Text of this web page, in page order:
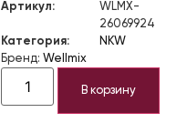
Артикул:
WLMX-
26069924
Категория:
NKW
Бренд: Wellmix
В корзину